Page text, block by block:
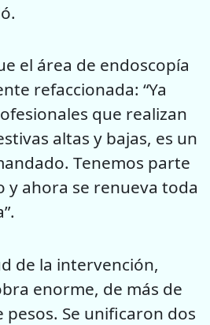
el área de endoscopía
refaccionada: “Ya
que realizan
altas y bajas, es un
Tenemos parte
y ahora se renueva toda
de la intervención,
enorme, de más de
pesos. Se unificaron dos